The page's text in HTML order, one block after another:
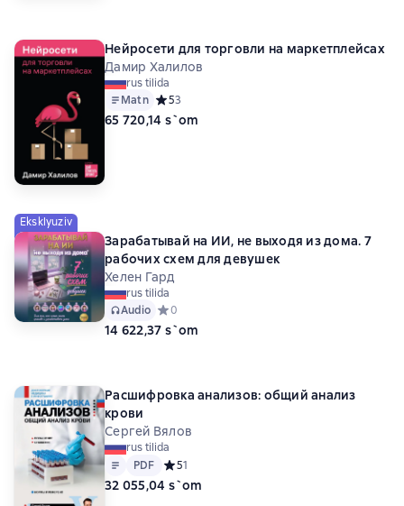
Нейросети для торговли на маркетплейсах
Дамир Халилов
rus tilida
Matn Средний рейтинг 5 на основе 3 оценок
53
65 720,14 s`om
Eksklyuziv
Зарабатывай на ИИ, не выходя из дома. 7
рабочих схем для девушек
Хелен Гард
rus tilida
Audio Средний рейтинг 0 на основе 0 оценок
0
14 622,37 s`om
Расшифровка анализов: общий анализ
крови
Сергей Вялов
rus tilida
Matn
PDF
PDF Средний рейтинг 5 на основе 1 оценок
51
32 055,04 s`om